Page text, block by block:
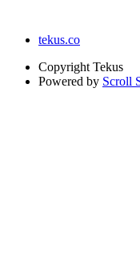
tekus.co
Copyright Tekus
Powered by Scroll